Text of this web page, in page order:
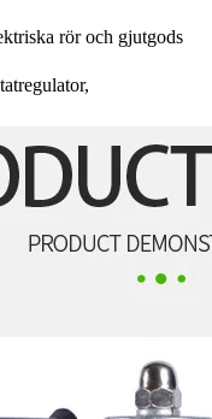
rör och gjutgods